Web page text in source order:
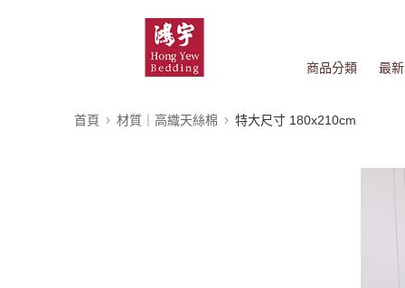
商品分類 最
首頁 材質｜高織天絲棉 特大尺寸 180x210cm